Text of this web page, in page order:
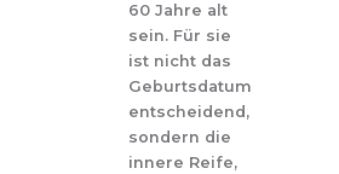
60 Jahre alt
sein. Für sie
ist nicht das
Geburtsdatum
entscheidend,
sondern die
innere Reife,